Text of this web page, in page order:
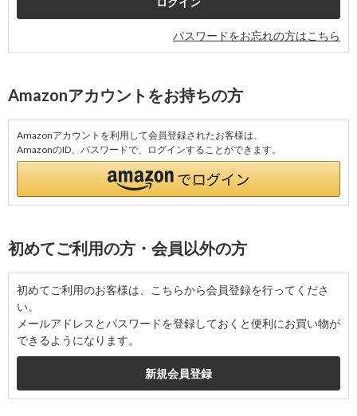
パスワードをお忘れの方はこちら
Amazonアカウントをお持ちの方
Amazonアカウントを利用して会員登録されたお客様は、
AmazonのID、パスワードで、ログインすることができます。
初めてご利用の方・会員以外の方
初めてご利用のお客様は、こちらから会員登録を行ってくださ
い。
メールアドレスとパスワードを登録しておくと便利にお買い物が
できるようになります。